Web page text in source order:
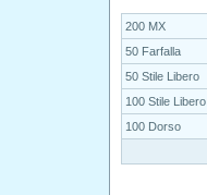
200 MX
50 Farfalla
50 Stile Libero
100 Stile Libero
100 Dorso